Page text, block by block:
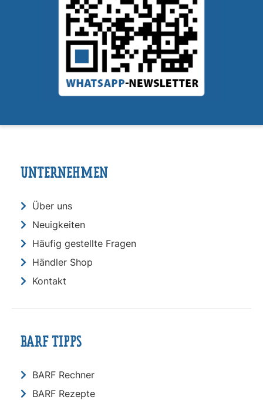
UNTERNEHMEN
Über uns
Neuigkeiten
Häufig gestellte Fragen
Händler Shop
Kontakt
BARF TIPPS
BARF Rechner
BARF Rezepte